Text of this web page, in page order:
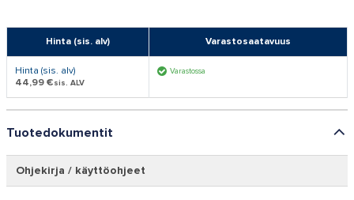
Hinta (sis. alv) Varastosaatavuus
Hinta (sis. alv)
44,99 €sis. ALV
Varastossa
Tuotedokumentit
Ohjekirja / käyttöohjeet